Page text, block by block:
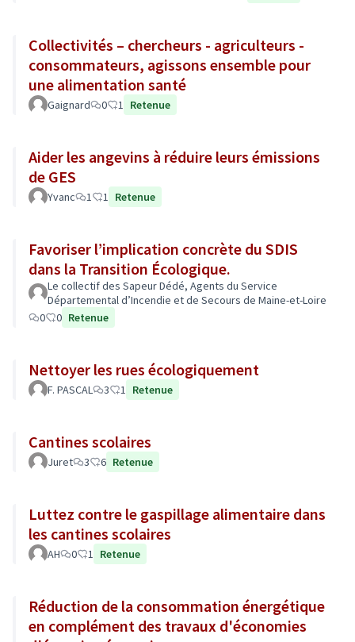
Collectivités – chercheurs - agriculteurs -
consommateurs, agissons ensemble pour
une alimentation santé
Gaignard 0 1 Retenue
Aider les angevins à réduire leurs émissions
de GES
Yvanc 1 1 Retenue
Favoriser l’implication concrète du SDIS
dans la Transition Écologique.
Le collectif des Sapeur Dédé, Agents du Service
Départemental d’Incendie et de Secours de Maine-et-Loire
0
0 Retenue
Nettoyer les rues écologiquement
F. PASCAL 3 1 Retenue
Cantines scolaires
Juret 3 6 Retenue
Luttez contre le gaspillage alimentaire dans
les cantines scolaires
AH 0 1 Retenue
Réduction de la consommation énergétique
en complément des travaux d'économies